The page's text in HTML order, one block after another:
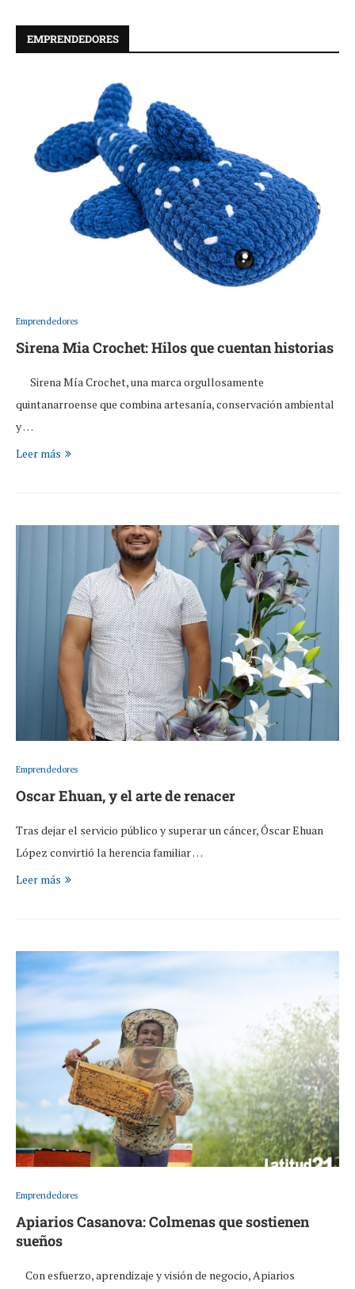
EMPRENDEDORES
Emprendedores
Sirena Mia Crochet: Hilos que cuentan historias
Sirena Mía Crochet, una marca orgullosamente
quintanarroense que combina artesanía, conservación ambiental
y …
Leer más
Emprendedores
Oscar Ehuan, y el arte de renacer
Tras dejar el servicio público y superar un cáncer, Óscar Ehuan
López convirtió la herencia familiar …
Leer más
Emprendedores
Apiarios Casanova: Colmenas que sostienen
sueños
Con esfuerzo, aprendizaje y visión de negocio, Apiarios